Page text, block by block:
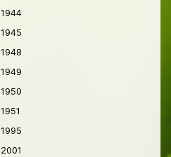
1944
1945
1948
1949
1950
1951
1995
2001